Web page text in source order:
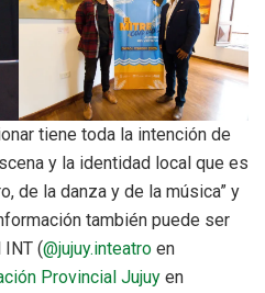
tiene toda la intención de
y la identidad local que es
de la danza y de la música” y
también puede ser
INT (@jujuy.inteatro en
Provincial Jujuy en